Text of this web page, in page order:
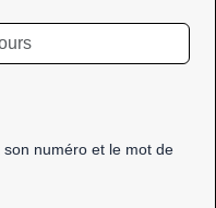
numéro et le mot de